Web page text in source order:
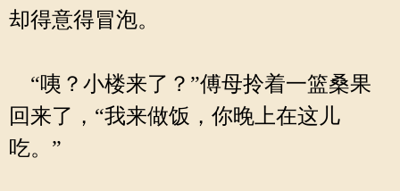
却得意得冒泡。
“咦？小楼来了？”傅母拎着一篮桑果
回来了，“我来做饭，你晚上在这儿
吃。”